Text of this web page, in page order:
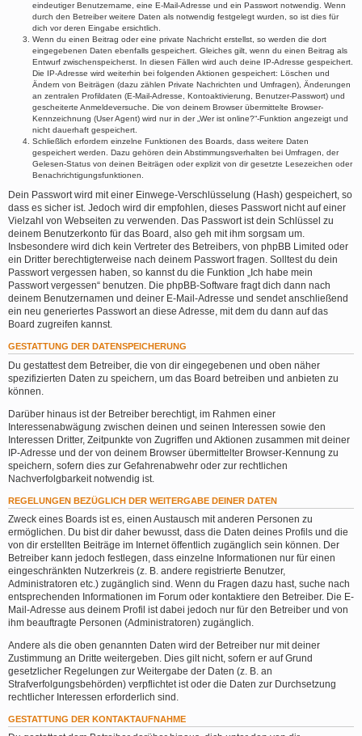
eindeutiger Benutzername, eine E-Mail-Adresse und ein Passwort notwendig. Wenn
durch den Betreiber weitere Daten als notwendig festgelegt wurden, so ist dies für
dich vor deren Eingabe ersichtlich.
Wenn du einen Beitrag oder eine private Nachricht erstellst, so werden die dort
eingegebenen Daten ebenfalls gespeichert. Gleiches gilt, wenn du einen Beitrag als
Entwurf zwischenspeicherst. In diesen Fällen wird auch deine IP-Adresse gespeichert.
Die IP-Adresse wird weiterhin bei folgenden Aktionen gespeichert: Löschen und
Ändern von Beiträgen (dazu zählen Private Nachrichten und Umfragen), Änderungen
an zentralen Profildaten (E-Mail-Adresse, Kontoaktivierung, Benutzer-Passwort) und
gescheiterte Anmeldeversuche. Die von deinem Browser übermittelte Browser-
Kennzeichnung (User Agent) wird nur in der „Wer ist online?“-Funktion angezeigt und
nicht dauerhaft gespeichert.
Schließlich erfordern einzelne Funktionen des Boards, dass weitere Daten
gespeichert werden. Dazu gehören dein Abstimmungsverhalten bei Umfragen, der
Gelesen-Status von deinen Beiträgen oder explizit von dir gesetzte Lesezeichen oder
Benachrichtigungsfunktionen.
Dein Passwort wird mit einer Einwege-Verschlüsselung (Hash) gespeichert, so
dass es sicher ist. Jedoch wird dir empfohlen, dieses Passwort nicht auf einer
Vielzahl von Webseiten zu verwenden. Das Passwort ist dein Schlüssel zu
deinem Benutzerkonto für das Board, also geh mit ihm sorgsam um.
Insbesondere wird dich kein Vertreter des Betreibers, von phpBB Limited oder
ein Dritter berechtigterweise nach deinem Passwort fragen. Solltest du dein
Passwort vergessen haben, so kannst du die Funktion „Ich habe mein
Passwort vergessen“ benutzen. Die phpBB-Software fragt dich dann nach
deinem Benutzernamen und deiner E-Mail-Adresse und sendet anschließend
ein neu generiertes Passwort an diese Adresse, mit dem du dann auf das
Board zugreifen kannst.
GESTATTUNG DER DATENSPEICHERUNG
Du gestattest dem Betreiber, die von dir eingegebenen und oben näher
spezifizierten Daten zu speichern, um das Board betreiben und anbieten zu
können.
Darüber hinaus ist der Betreiber berechtigt, im Rahmen einer
Interessenabwägung zwischen deinen und seinen Interessen sowie den
Interessen Dritter, Zeitpunkte von Zugriffen und Aktionen zusammen mit deiner
IP-Adresse und der von deinem Browser übermittelter Browser-Kennung zu
speichern, sofern dies zur Gefahrenabwehr oder zur rechtlichen
Nachverfolgbarkeit notwendig ist.
REGELUNGEN BEZÜGLICH DER WEITERGABE DEINER DATEN
Zweck eines Boards ist es, einen Austausch mit anderen Personen zu
ermöglichen. Du bist dir daher bewusst, dass die Daten deines Profils und die
von dir erstellten Beiträge im Internet öffentlich zugänglich sein können. Der
Betreiber kann jedoch festlegen, dass einzelne Informationen nur für einen
eingeschränkten Nutzerkreis (z. B. andere registrierte Benutzer,
Administratoren etc.) zugänglich sind. Wenn du Fragen dazu hast, suche nach
entsprechenden Informationen im Forum oder kontaktiere den Betreiber. Die E-
Mail-Adresse aus deinem Profil ist dabei jedoch nur für den Betreiber und von
ihm beauftragte Personen (Administratoren) zugänglich.
Andere als die oben genannten Daten wird der Betreiber nur mit deiner
Zustimmung an Dritte weitergeben. Dies gilt nicht, sofern er auf Grund
gesetzlicher Regelungen zur Weitergabe der Daten (z. B. an
Strafverfolgungsbehörden) verpflichtet ist oder die Daten zur Durchsetzung
rechtlicher Interessen erforderlich sind.
GESTATTUNG DER KONTAKTAUFNAHME